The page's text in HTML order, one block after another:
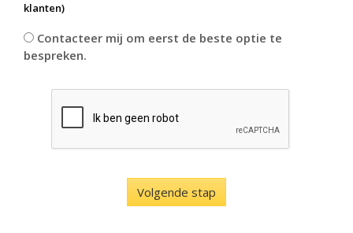
klanten)
Contacteer mij om eerst de beste optie te
bespreken.